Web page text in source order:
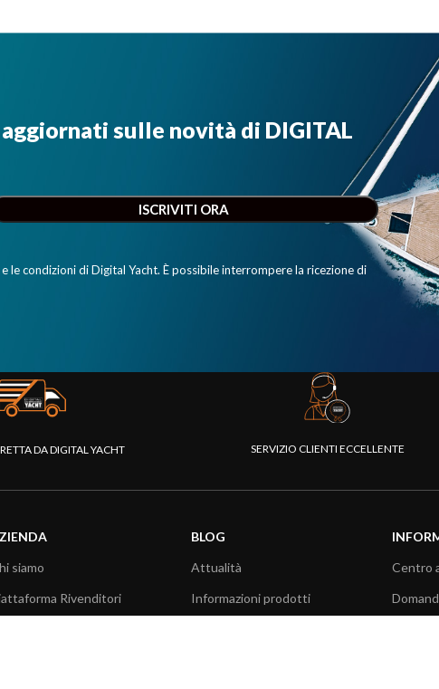
sulle novità di DIGITAL
condizioni di Digital Yacht. È possibile interrompere la ricezione di
DA DIGITAL YACHT SERVIZIO CLIENTI ECCELLENTE
siamo
Rivenditori
BLOG
Attualità
Informazioni prodotti
Centro